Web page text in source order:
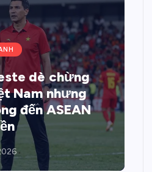
dè chừng
Nam nhưng
đến ASEAN